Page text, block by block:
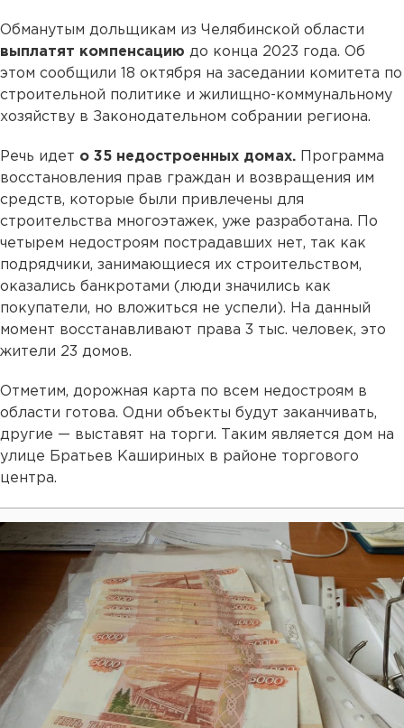
Обманутым дольщикам из Челябинской области
выплатят компенсацию до конца 2023 года. Об
этом сообщили 18 октября на заседании комитета по
строительной политике и жилищно-коммунальному
хозяйству в Законодательном собрании региона.
Речь идет о 35 недостроенных домах. Программа
восстановления прав граждан и возвращения им
средств, которые были привлечены для
строительства многоэтажек, уже разработана. По
четырем недостроям пострадавших нет, так как
подрядчики, занимающиеся их строительством,
оказались банкротами (люди значились как
покупатели, но вложиться не успели). На данный
момент восстанавливают права 3 тыс. человек, это
жители 23 домов.
Отметим, дорожная карта по всем недостроям в
области готова. Одни объекты будут заканчивать,
другие — выставят на торги. Таким является дом на
улице Братьев Кашириных в районе торгового
центра.